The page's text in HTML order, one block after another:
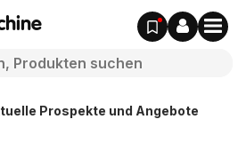
Prospekte und Angebote